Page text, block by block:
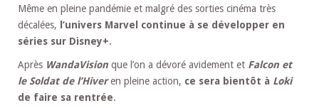
Même en pleine pandémie et malgré des sorties cinéma très
décalées, l’univers Marvel continue à se développer en
séries sur Disney+.
Après WandaVision que l’on a dévoré avidement et Falcon et
le Soldat de l’Hiveren pleine action, ce sera bientôt à Loki
de faire sa rentrée.